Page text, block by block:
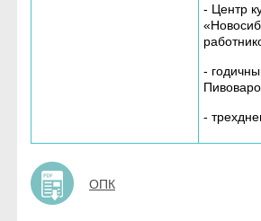
- Центр
-
-
ОПК